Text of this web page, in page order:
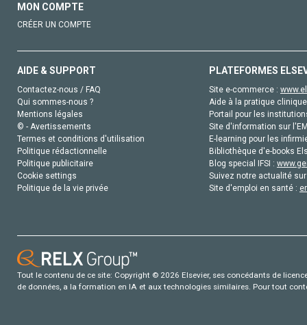
MON COMPTE
CRÉER UN COMPTE
AIDE & SUPPORT
Contactez-nous / FAQ
Qui sommes-nous ?
Mentions légales
© - Avertissements
Termes et conditions d'utilisation
Politique rédactionnelle
Politique publicitaire
Cookie settings
Politique de la vie privée
PLATEFORMES
Site e-commerce :
Aide à la pratique
Portail pour les
Site d'information sur
E-learning pour les
Bibliothèque d'e-books
Blog special IFSI :
Suivez notre actualité
Site d'emploi en santé :
Tout le contenu de ce site: Copyright © 2026 Elsevier, ses concédants de
de données, a la formation en IA et aux technologies similaires. Pour tout